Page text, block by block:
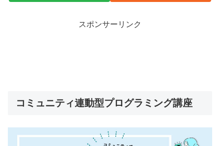
スポンサーリンク
コミュニティ連動型プログラミング講座